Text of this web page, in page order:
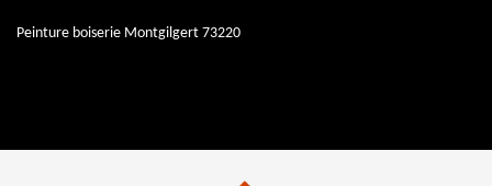
Peinture boiserie Montgilgert 73220